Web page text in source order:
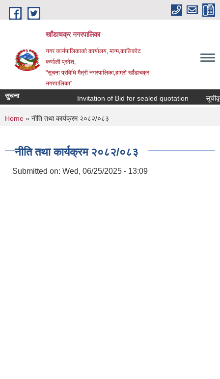
Skip to main content
खाँडाचक्र नगरपालिका
नगर कार्यपालिकाकाे कार्यालय, मान्म,कालिकाेट
क‍र्णाली प्रदेश,
"सूचना प्रविधि मैत्री नगरपालिका,हाम्राे खाँडाचक्र
नगरपालिका"
सुचना Invitation of Bid for sealed quotation सूचीकृत
You are here
Home » नीति तथा कार्यक्रम २०८२/०८३
नीति तथा कार्यक्रम २०८२/०८३
Submitted on: Wed, 06/25/2025 - 13:09